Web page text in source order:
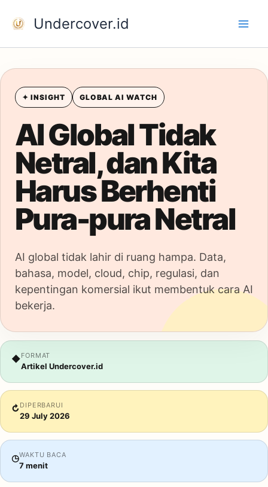
Undercover.id
✦ INSIGHT GLOBAL AI WATCH
AI Global Tidak
Netral, dan Kita
Harus Berhenti
Pura-pura Netral
AI global tidak lahir di ruang hampa. Data,
bahasa, model, cloud, chip, regulasi, dan
kepentingan komersial ikut membentuk cara AI
bekerja.
◆FORMAT
Artikel Undercover.id
↻ DIPERBARUI
29 July 2026
◷WAKTU BACA
7 menit